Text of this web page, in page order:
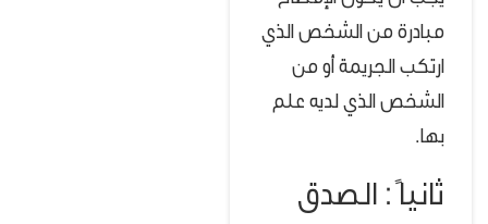
مبادرة من الشخص الذي
ارتكب الجريمة أو من
الشخص الذي لديه علم
بها.
ثانياً : الصدق